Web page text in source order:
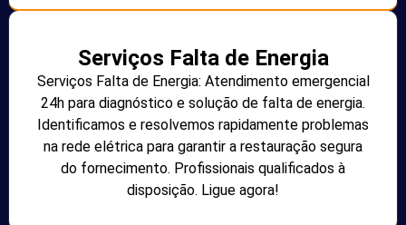
Serviços Falta de Energia
Serviços Falta de Energia: Atendimento emergencial
24h para diagnóstico e solução de falta de energia.
Identificamos e resolvemos rapidamente problemas
na rede elétrica para garantir a restauração segura
do fornecimento. Profissionais qualificados à
disposição. Ligue agora!